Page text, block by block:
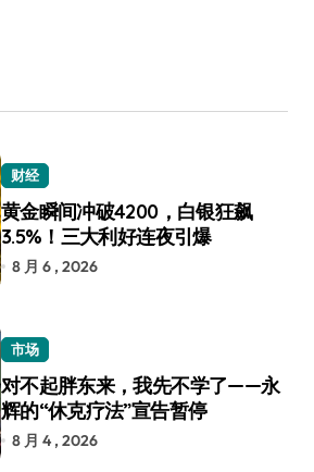
财经
黄金瞬间冲破4200，白银狂飙
3.5%！三大利好连夜引爆
8 月 6 , 2026
市场
对不起胖东来，我先不学了——永
辉的“休克疗法”宣告暂停
8 月 4 , 2026